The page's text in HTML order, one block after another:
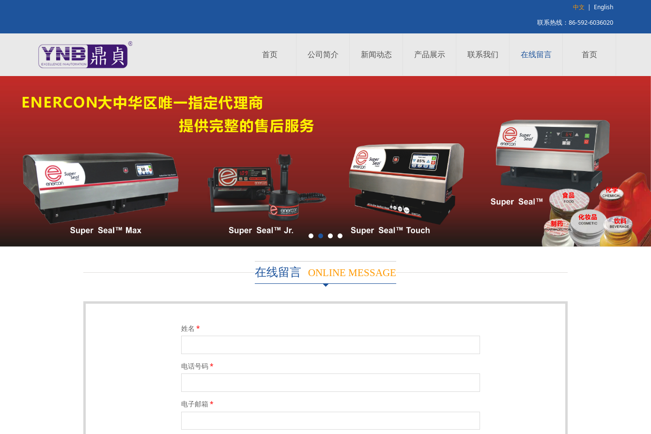
中文 | English
联系热线：86-592-6036020
首页 公司简介 新闻动态 产品展示 联系我们 在线留言 首页
在线留言 ONLINE MESSAGE
姓名 *
电话号码*
电子邮箱 *